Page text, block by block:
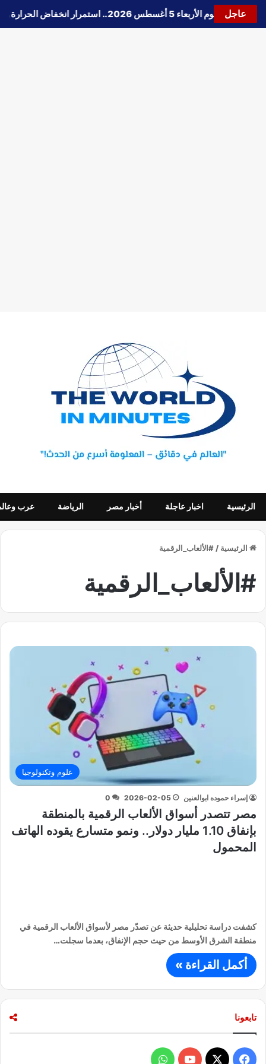
عاجل
حالة الطقس اليوم الأربعاء 5 أغسطس 2026.. استمرار انخفاض الحرارة وتحذيرات من الشبورة واضطراب الملاحة
الرئيسية اخبار عاجلة أخبار مصر الرياضة عرب
الرئيسية / #الألعاب_الرقمية
#الألعاب_الرقمية
علوم وتكنولوجيا
إسراء حموده ابوالعنين 2026-02-05
0
مصر تتصدر أسواق الألعاب الرقمية بالمنطقة
بإنفاق 1.10 مليار دولار.. ونمو متسارع يقوده الهاتف
المحمول
كشفت دراسة تحليلية حديثة عن تصدّر مصر لأسواق الألعاب الرقمية في
منطقة الشرق الأوسط من حيث حجم الإنفاق، بعدما سجلت…
أكمل القراءة »
تابعونا